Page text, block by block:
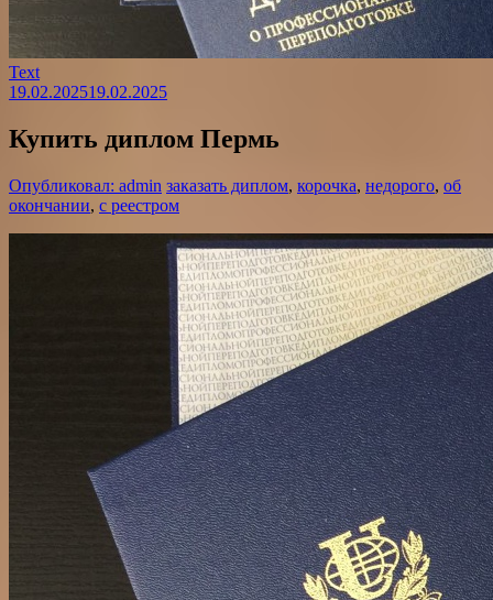
Text
19.02.202519.02.2025
Купить диплом Пермь
Опубликовал: admin заказать диплом, корочка, недорого, об
окончании, с реестром